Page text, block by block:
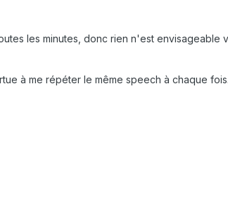
les minutes, donc rien n'est
à me répéter le même speech à chaque